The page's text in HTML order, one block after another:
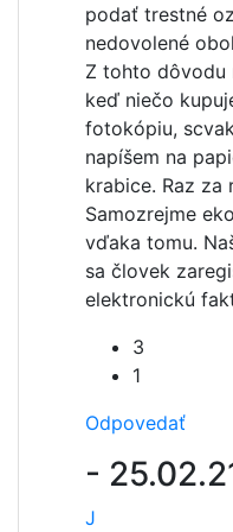
podať trestné
nedovolené
Z tohto dôvodu
keď niečo
fotokópiu,
napíšem na
krabice. Raz
Samozrejme
vďaka tomu.
sa človek
elektronickú
3
1
Odpovedať
-
J